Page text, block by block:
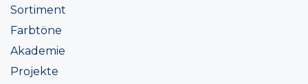
Sortiment
Farbtöne
Akademie
Projekte